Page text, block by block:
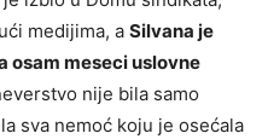
medijima, a Silvana je
osam meseci uslovne
nije bila samo
sva nemoć koju je osećala